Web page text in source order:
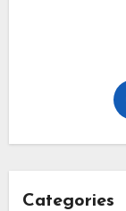
Categories